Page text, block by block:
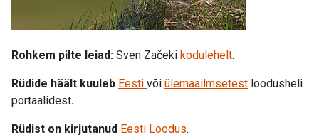
Rohkem pilte leiad: Sven Začeki kodulehelt.
Rüdide häält kuuleb Eesti või ülemaailmsetest loodusheli
portaalidest.
Rüdist on kirjutanud Eesti Loodus.